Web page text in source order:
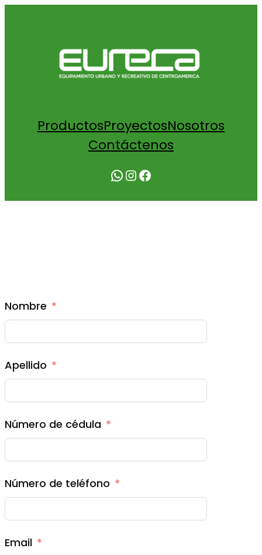
ProductosProyectosNosotros
Contáctenos
WhatsApp Instagram Facebook
Nombre
Apellido
Número de cédula
Número de teléfono
Email